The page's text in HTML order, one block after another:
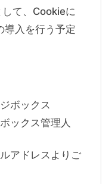
て、Cookieに
導入を行う予定
ボックス
ックス管理人
アドレスよりご